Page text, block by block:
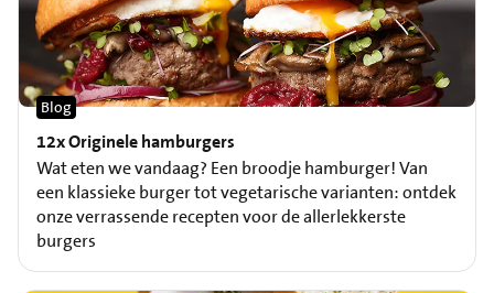
12x Originele hamburgers
Blog
Wat eten we vandaag? Een broodje hamburger! Van
een klassieke burger tot vegetarische varianten: ontdek
onze verrassende recepten voor de allerlekkerste
burgers